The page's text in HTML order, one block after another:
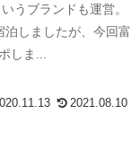
うブランドも運営。
しましたが、今回富
しま...
2021.08.10